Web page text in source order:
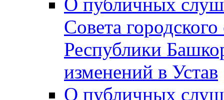
Совета
Республики
изменений в Устав
О публичных